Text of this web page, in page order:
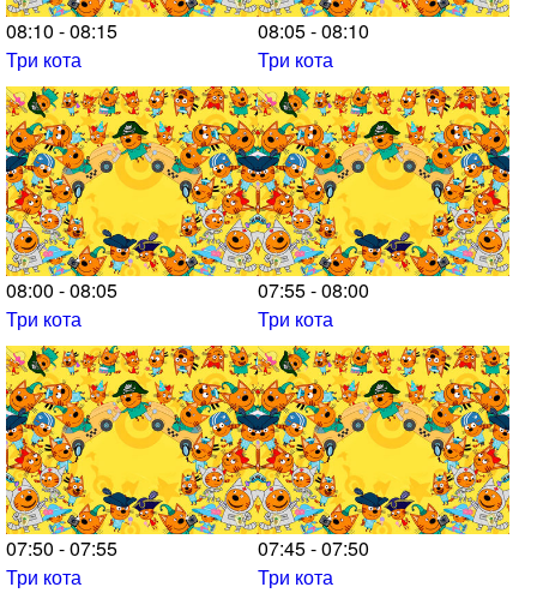
08:10 - 08:15
Три кота
08:05 - 08:10
Три кота
08:00 - 08:05
Три кота
07:55 - 08:00
Три кота
07:50 - 07:55
Три кота
07:45 - 07:50
Три кота